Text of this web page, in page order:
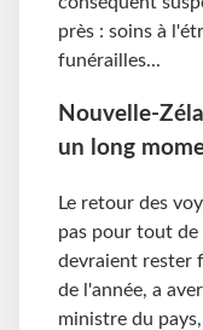
près : soins à
funérailles...
Nouvelle-
un long
Le retour des
pas pour tout de
devraient rester
de l'année, a
ministre du